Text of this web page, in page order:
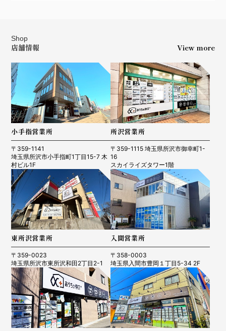
Shop
店舗情報 View more
小手指営業所
〒359-1141
埼玉県所沢市小手指町1丁目15-7 木
村ビル1F
所沢営業所
〒359-1115 埼玉県所沢市御幸町1-
16
スカイライズタワー1階
東所沢営業所
〒359-0023
埼玉県所沢市東所沢和田2丁目2-1
入間営業所
〒358-0003
埼玉県入間市豊岡１丁目5-34 2F